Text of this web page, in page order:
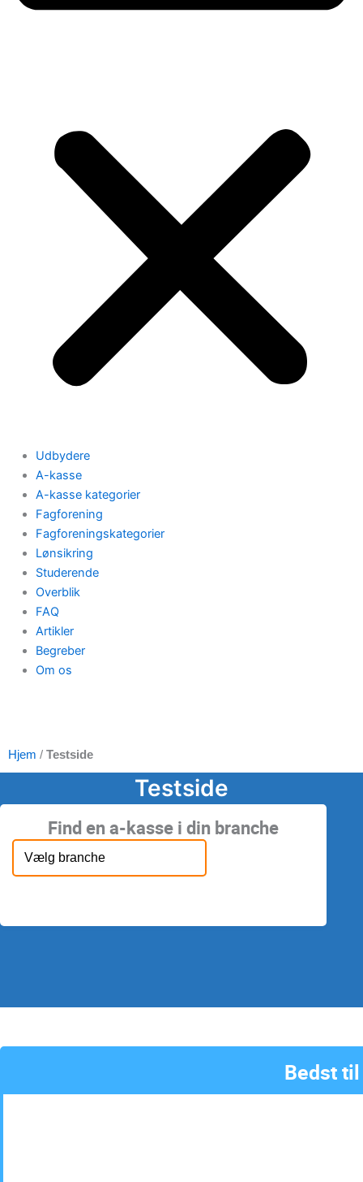
Udbydere
A-kasse
A-kasse kategorier
Fagforening
Fagforeningskategorier
Lønsikring
Studerende
Overblik
FAQ
Artikler
Begreber
Om os
Hjem / Testside
Testside
Find en a-kasse i din branche
Vælg branche
Bedst